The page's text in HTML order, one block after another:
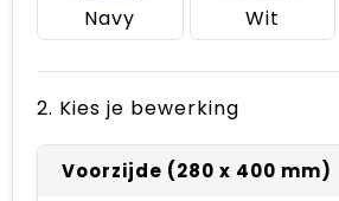
Navy Wit
2. Kies je bewerking
Voorzijde (280 x 400 mm)